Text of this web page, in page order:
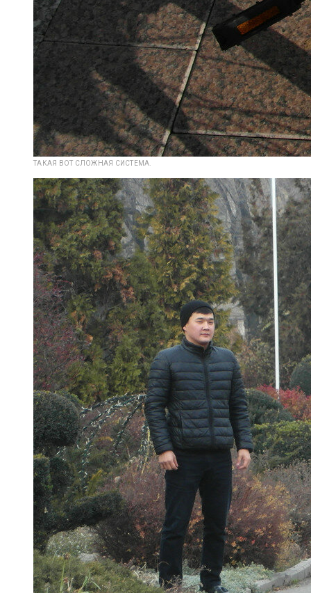
ТАКАЯ ВОТ СЛОЖНАЯ СИСТЕМА.